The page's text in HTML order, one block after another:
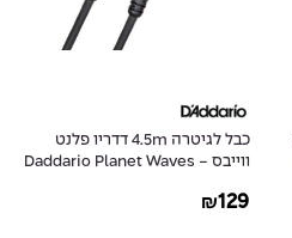
כבל לגיטרה 4.5m דדריו פלנט
ווייבס - Daddario Planet Waves
₪129